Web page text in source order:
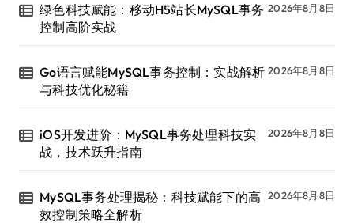
绿色科技赋能：移动H5站长MySQL事务
控制高阶实战
2026年8月8日
Go语言赋能MySQL事务控制：实战解析
与科技优化秘籍
2026年8月8日
iOS开发进阶：MySQL事务处理科技实
战，技术跃升指南
2026年8月8日
MySQL事务处理揭秘：科技赋能下的高
效控制策略全解析
2026年8月8日